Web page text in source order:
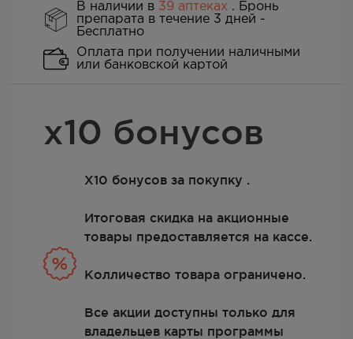
В наличии в 39 аптеках . Бронь
препарата в течение 3 дней -
Бесплатно
Оплата при получении наличными
или банковской картой
х10 бонусов
Х10 бонусов за покупку .
Итоговая скидка на акционные
товары предоставляется на кассе.
Колличество товара ограничено.
Все акции доступны только для
владельцев карты программы